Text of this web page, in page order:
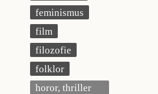
feminismus
film
filozofie
folklor
horor, thriller